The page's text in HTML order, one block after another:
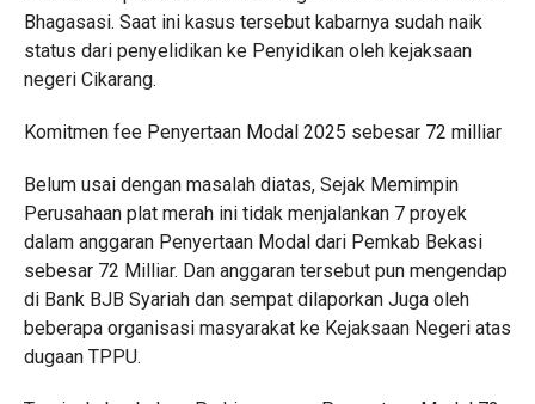
Bhagasasi. Saat ini kasus tersebut kabarnya sudah naik
status dari penyelidikan ke Penyidikan oleh kejaksaan
negeri Cikarang.
Komitmen fee Penyertaan Modal 2025 sebesar 72 milliar
Belum usai dengan masalah diatas, Sejak Memimpin
Perusahaan plat merah ini tidak menjalankan 7 proyek
dalam anggaran Penyertaan Modal dari Pemkab Bekasi
sebesar 72 Milliar. Dan anggaran tersebut pun mengendap
di Bank BJB Syariah dan sempat dilaporkan Juga oleh
beberapa organisasi masyarakat ke Kejaksaan Negeri atas
dugaan TPPU.